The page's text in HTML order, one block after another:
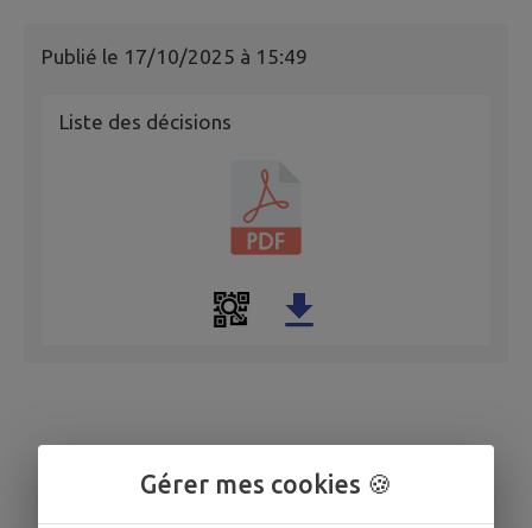
Publié le 17/10/2025 à 15:49
Liste des décisions
Gérer mes cookies 🍪